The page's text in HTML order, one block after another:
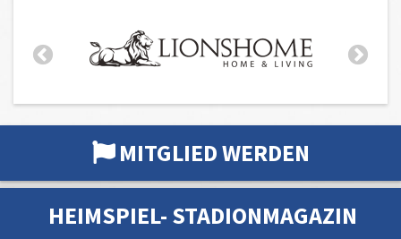
MITGLIED WERDEN
HEIMSPIEL- STADIONMAGAZIN